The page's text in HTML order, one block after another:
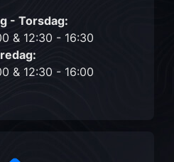
- Torsdag:
& 12:30 - 16:30
& 12:30 - 16:00